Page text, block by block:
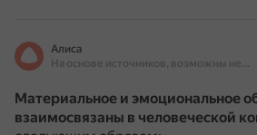
Алиса
На основе источников, возможны неточности
Материальное и эмоциональное
взаимосвязаны в человеческой